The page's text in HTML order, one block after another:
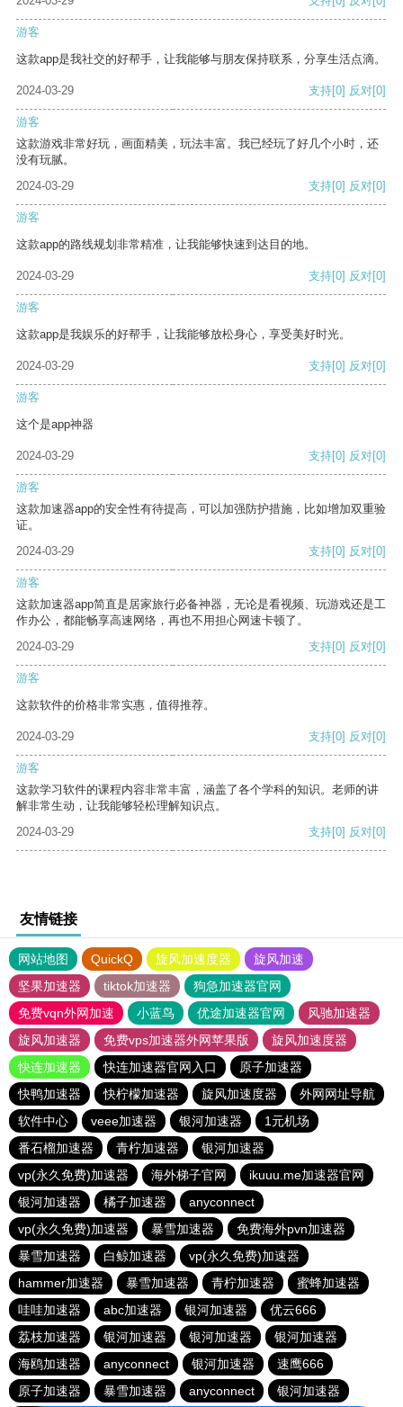
游客
这款app是我社交的好帮手，让我能够与朋友保持联系，分享生活点滴。
2024-03-29 支持[0] 反对[0]
游客
这款游戏非常好玩，画面精美，玩法丰富。我已经玩了好几个小时，还
没有玩腻。
2024-03-29
支持[0] 反对[0]
游客
这款app的路线规划非常精准，让我能够快速到达目的地。
2024-03-29 支持[0] 反对[0]
游客
这款app是我娱乐的好帮手，让我能够放松身心，享受美好时光。
2024-03-29 支持[0] 反对[0]
游客
这个是app神器
2024-03-29 支持[0] 反对[0]
游客
这款加速器app的安全性有待提高，可以加强防护措施，比如增加双重验
证。
2024-03-29
支持[0] 反对[0]
游客
这款加速器app简直是居家旅行必备神器，无论是看视频、玩游戏还是工
作办公，都能畅享高速网络，再也不用担心网速卡顿了。
2024-03-29
支持[0] 反对[0]
游客
这款软件的价格非常实惠，值得推荐。
2024-03-29 支持[0] 反对[0]
游客
这款学习软件的课程内容非常丰富，涵盖了各个学科的知识。老师的讲
解非常生动，让我能够轻松理解知识点。
2024-03-29
支持[0] 反对[0]
友情链接
网站地图 QuickQ 旋风加速度器
旋风加速
坚果加速器
tiktok加速器
狗急加速器官网
免费vqn外网加速
小蓝鸟 优途加速器官网
风驰加速器
旋风加速器
免费vps加速器外网苹果版
旋风加速度器
快连加速器
快连加速器官网入口
原子加速器
快鸭加速器
快柠檬加速器 旋风加速度器
外网网址导航
软件中心
veee加速器 银河加速器
1元机场
番石榴加速器
青柠加速器
银河加速器
vp(永久免费)加速器
海外梯子官网
ikuuu.me加速器官网
银河加速器
橘子加速器
anyconnect
vp(永久免费)加速器
暴雪加速器
免费海外pvn加速器
暴雪加速器
白鲸加速器
vp(永久免费)加速器
hammer加速器
暴雪加速器 青柠加速器
蜜蜂加速器
哇哇加速器
abc加速器 银河加速器
优云666
荔枝加速器
银河加速器 银河加速器
银河加速器
海鸥加速器
anyconnect 银河加速器
速鹰666
原子加速器
暴雪加速器 anyconnect 银河加速器